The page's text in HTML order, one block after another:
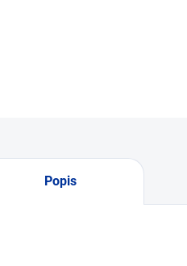
Popis